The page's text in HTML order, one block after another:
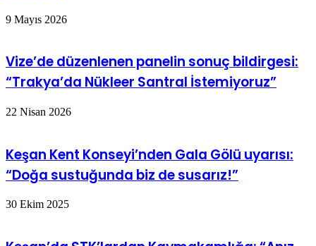
9 Mayıs 2026
Vize’de düzenlenen panelin sonuç bildirgesi:
“Trakya’da Nükleer Santral İstemiyoruz”
22 Nisan 2026
Keşan Kent Konseyi’nden Gala Gölü uyarısı:
“Doğa sustuğunda biz de susarız!”
30 Ekim 2025